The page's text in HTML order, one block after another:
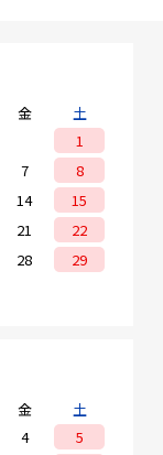
金
土
1
7
8
14
15
21
22
28
29
金
土
4
5